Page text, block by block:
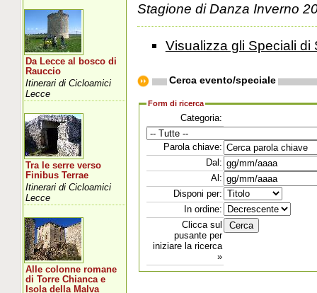
Stagione di Danza Inverno
Visualizza gli Speciali di
Cerca evento/speciale
Form di ricerca
Categoria:
Parola chiave:
Dal:
Al:
Disponi per:
In ordine:
Clicca sul
pusante per
iniziare la ricerca
»
Da Lecce al bosco di
Rauccio
Itinerari di Cicloamici
Lecce
Tra le serre verso
Finibus Terrae
Itinerari di Cicloamici
Lecce
Alle colonne romane
di Torre Chianca e
Isola della Malva